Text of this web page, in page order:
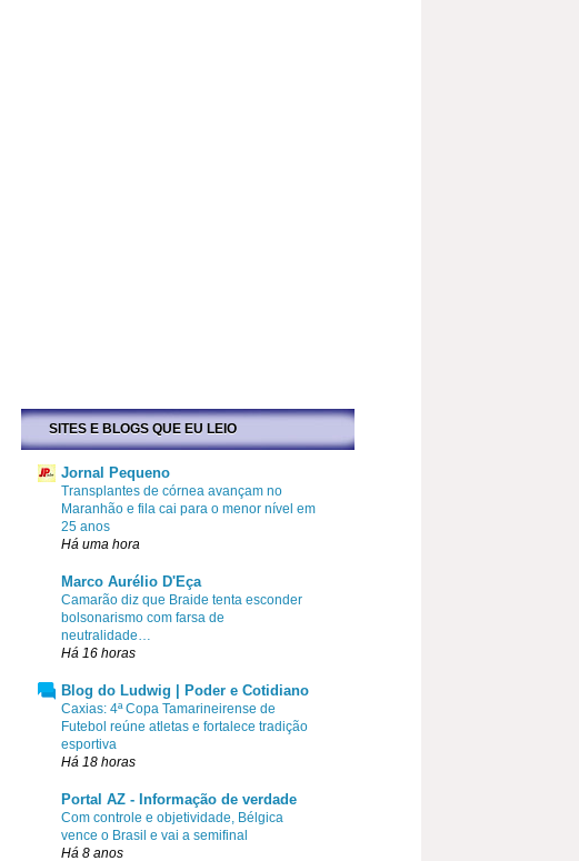
SITES E BLOGS QUE EU LEIO
Jornal Pequeno
Transplantes de córnea avançam no
Maranhão e fila cai para o menor nível em
25 anos
Há uma hora
Marco Aurélio D'Eça
Camarão diz que Braide tenta esconder
bolsonarismo com farsa de
neutralidade…
Há 16 horas
Blog do Ludwig | Poder e Cotidiano
Caxias: 4ª Copa Tamarineirense de
Futebol reúne atletas e fortalece tradição
esportiva
Há 18 horas
Portal AZ - Informação de verdade
Com controle e objetividade, Bélgica
vence o Brasil e vai a semifinal
Há 8 anos